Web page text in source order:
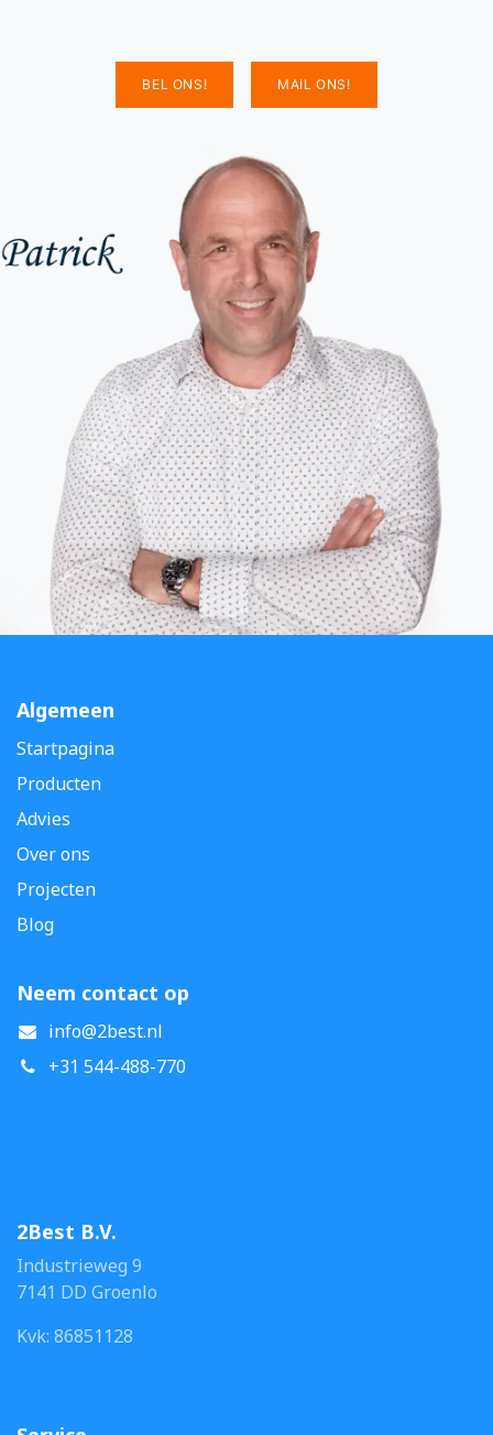
BEL ONS! MAIL ONS!
Algemeen
Startpagina
Producten
Advies
Over ons
Projecten
Blog
Neem contact op
info@2best.nl
+31 544-488-770
2Best B.V.
Industrieweg 9
7141 DD Groenlo
Kvk: 86851128